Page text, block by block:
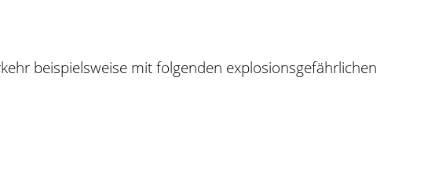
beispielsweise mit folgenden explosionsgefährlichen